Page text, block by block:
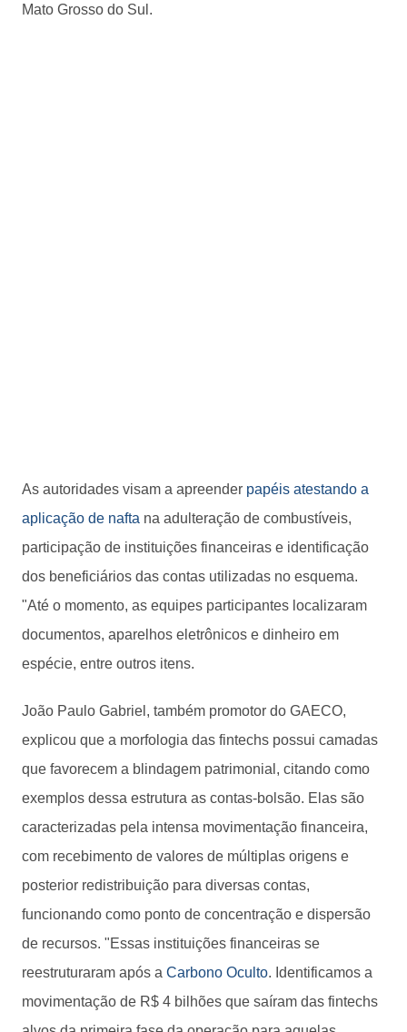
Mato Grosso do Sul.
As autoridades visam a apreender papéis atestando a
aplicação de nafta na adulteração de combustíveis,
participação de instituições financeiras e identificação
dos beneficiários das contas utilizadas no esquema.
"Até o momento, as equipes participantes localizaram
documentos, aparelhos eletrônicos e dinheiro em
espécie, entre outros itens.
João Paulo Gabriel, também promotor do GAECO,
explicou que a morfologia das fintechs possui camadas
que favorecem a blindagem patrimonial, citando como
exemplos dessa estrutura as contas-bolsão. Elas são
caracterizadas pela intensa movimentação financeira,
com recebimento de valores de múltiplas origens e
posterior redistribuição para diversas contas,
funcionando como ponto de concentração e dispersão
de recursos. "Essas instituições financeiras se
reestruturaram após a Carbono Oculto. Identificamos a
movimentação de R$ 4 bilhões que saíram das fintechs